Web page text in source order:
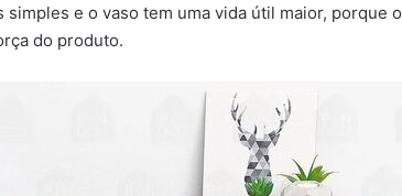
simples e o vaso tem uma vida útil maior, porque o
do produto.